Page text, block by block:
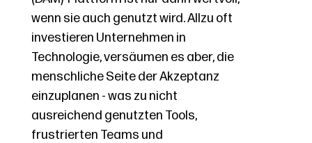
wenn sie auch genutzt wird. Allzu oft
investieren Unternehmen in
Technologie, versäumen es aber, die
menschliche Seite der Akzeptanz
einzuplanen - was zu nicht
ausreichend genutzten Tools,
frustrierten Teams und